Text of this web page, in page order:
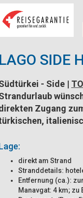
LAGO SIDE
- Side |
Zugang
direkt am Strand
Stranddetails:
Entfernung (ca.):
Manavgat: 4 km;